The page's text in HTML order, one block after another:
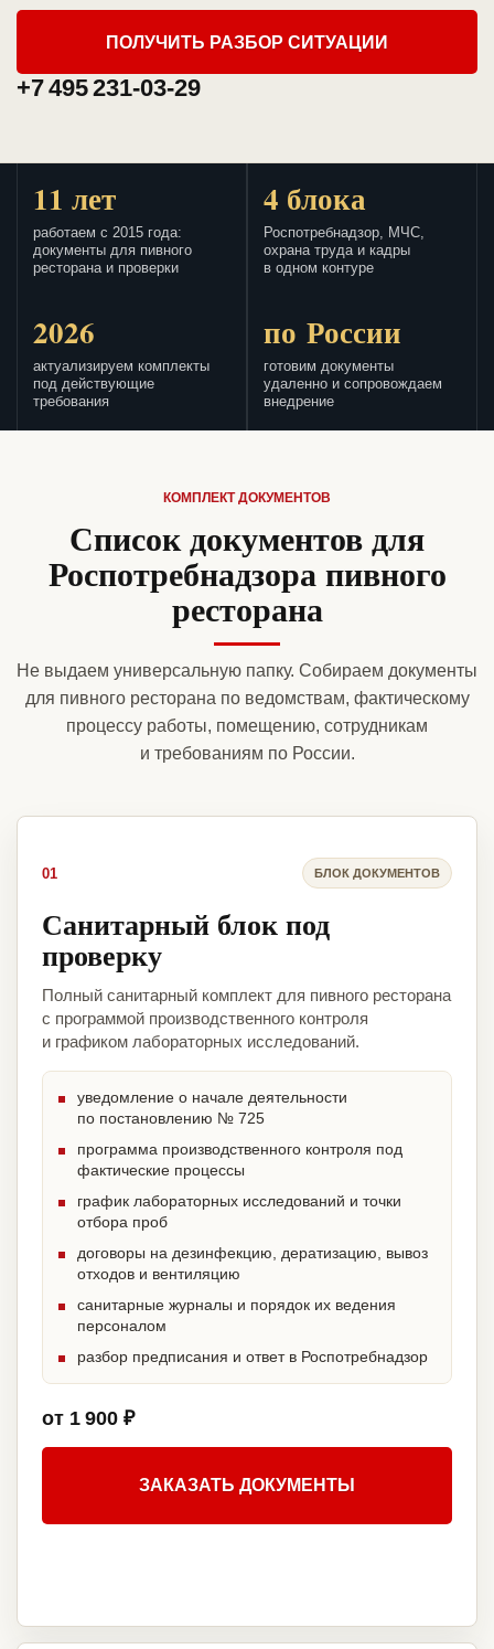
ПОЛУЧИТЬ РАЗБОР СИТУАЦИИ
+7 495 231-03-29
11 лет
работаем с 2015 года:
документы для пивного
ресторана и проверки
4 блока
Роспотребнадзор, МЧС,
охрана труда и кадры
в одном контуре
2026
актуализируем комплекты
под действующие
требования
по России
готовим документы
удаленно и сопровождаем
внедрение
КОМПЛЕКТ ДОКУМЕНТОВ
Список документов для
Роспотребнадзора пивного
ресторана
Не выдаем универсальную папку. Собираем документы
для пивного ресторана по ведомствам, фактическому
процессу работы, помещению, сотрудникам
и требованиям по России.
01 БЛОК ДОКУМЕНТОВ
Санитарный блок под
проверку
Полный санитарный комплект для пивного ресторана
с программой производственного контроля
и графиком лабораторных исследований.
уведомление о начале деятельности
по постановлению № 725
программа производственного контроля под
фактические процессы
график лабораторных исследований и точки
отбора проб
договоры на дезинфекцию, дератизацию, вывоз
отходов и вентиляцию
санитарные журналы и порядок их ведения
персоналом
разбор предписания и ответ в Роспотребнадзор
от 1 900 ₽
ЗАКАЗАТЬ ДОКУМЕНТЫ